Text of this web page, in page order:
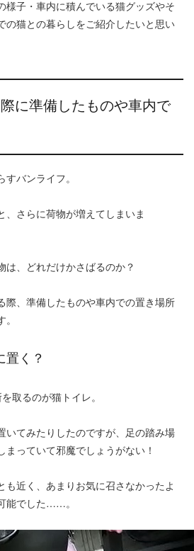
様子・車内に積んでいる猫グッズやそ
の猫との暮らしをご紹介したいと思い
に準備したものや車内で
バンライフ。
、さらに荷物が増えてしまいま
は、どれだけかさばるのか？
際、準備したものや車内での置き場所
置く？
取るのが猫トイレ。
いてみたりしたのですが、足の踏み場
まっていて邪魔でしょうがない！
も近く、あまりお気に召さなかったよ
能でした……。